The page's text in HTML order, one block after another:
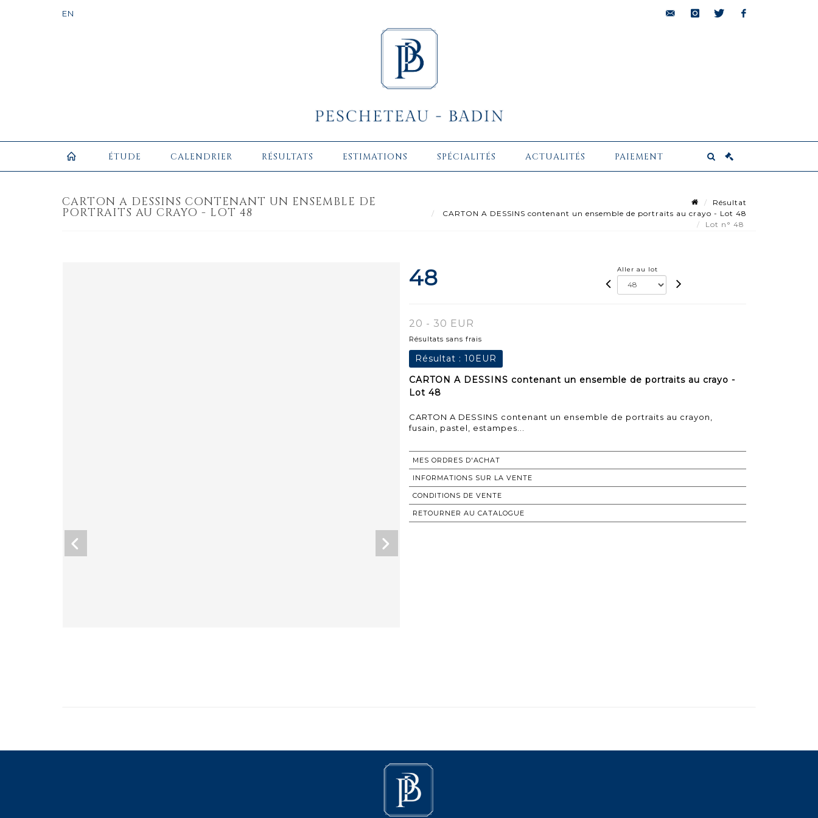
ÉTUDE CALENDRIER RÉSULTATS ESTIMATIONS SPÉCIALITÉS ACTUALITÉS PAIEMENT
CARTON A DESSINS CONTENANT UN ENSEMBLE DE
PORTRAITS AU CRAYO - LOT 48
Résultat
CARTON A DESSINS contenant un ensemble de portraits au crayo - Lot 48
Lot n° 48
48 Aller au lot
20 - 30 EUR
Résultats sans frais
Résultat : 10EUR
CARTON A DESSINS contenant un ensemble de portraits au crayo -
Lot 48
CARTON A DESSINS contenant un ensemble de portraits au crayon,
fusain, pastel, estampes...
MES ORDRES D'ACHAT
INFORMATIONS SUR LA VENTE
CONDITIONS DE VENTE
RETOURNER AU CATALOGUE